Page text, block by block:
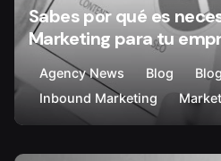
Sabes por qué es
Marketing para tu
Agency News Blog
Blog
Inbound Marketing